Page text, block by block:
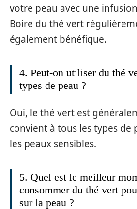
votre peau avec une
Boire du thé vert
également bénéfique.
4. Peut-on utiliser du thé
types de peau ?
Oui, le thé vert est
convient à tous les types de
les peaux sensibles.
5. Quel est le meilleur
consommer du thé vert
sur la peau ?